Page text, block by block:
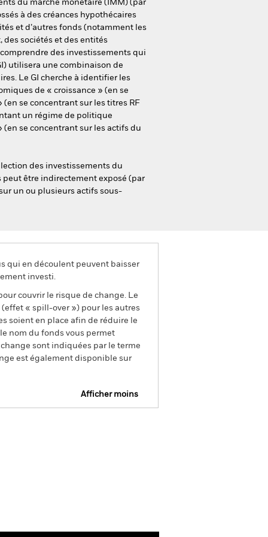
du marché monétaire (IMM) (par
à des créances hypothécaires
et d’autres fonds (notamment les
des sociétés et des entités
des investissements qui
utilisera une combinaison de
Le GI cherche à identifier les
de « croissance » (en se
se concentrant sur les titres RF
un régime de politique
se concentrant sur les actifs du
des investissements du
peut être indirectement exposé (par
un ou plusieurs actifs sous-
qui en découlent peuvent baisser
investi.
couvrir le risque de change. Le
« spill-over ») pour les autres
soient en place afin de réduire le
nom du fonds vous permet
sont indiquées par le terme
est également disponible sur
Afficher moins